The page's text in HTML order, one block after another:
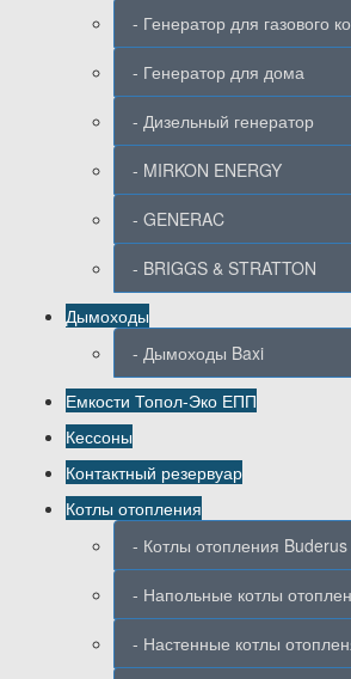
- Генератор для газового
- Генератор для дома
- Дизельный генератор
- MIRKON ENERGY
- GENERAC
- BRIGGS & STRATTON
Дымоходы
- Дымоходы Baxi
Емкости Топол-Эко ЕПП
Кессоны
Контактный резервуар
Котлы отопления
- Котлы отопления Buderus
- Напольные котлы
- Настенные котлы